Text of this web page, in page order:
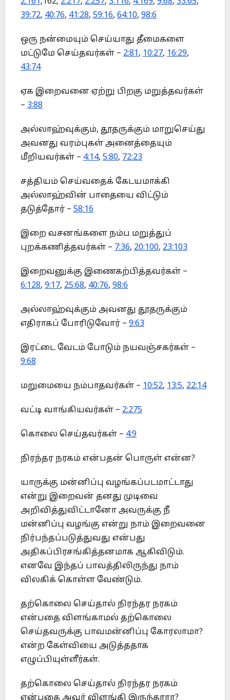
39:72, 40:76, 41:28, 59:16, 64:10, 98:6
ஒரு நன்மையும் செய்யாது தீமைகளை
மட்டுமே செய்தவர்கள் – 2:81, 10:27, 16:29,
43:74
ஏக இறைவனை ஏற்று பிறகு மறுத்தவர்கள்
– 3:88
அல்லாஹ்வுக்கும், தூதருக்கும் மாறுசெய்து
அவனது வரம்புகள் அனைத்தையும்
மீறியவர்கள் – 4:14, 5:80, 72:23
சத்தியம் செய்வதைக் கேடயமாக்கி
அல்லாஹ்வின் பாதையை விட்டும்
தடுத்தோர் – 58:16
இறை வசனங்களை நம்ப மறுத்துப்
புறக்கணித்தவர்கள் – 7:36, 20:100, 23:103
இறைவனுக்கு இணைகற்பித்தவர்கள் –
6:128, 9:17, 25:68, 40:76, 98:6
அல்லாஹ்வுக்கும் அவனது தூதருக்கும்
எதிராகப் போரிடுவோர் – 9:63
இரட்டை வேடம் போடும் நயவஞ்சகர்கள் –
9:68
மறுமையை நம்பாதவர்கள் – 10:52, 13:5, 22:14
வட்டி வாங்கியவர்கள் – 2:275
கொலை செய்தவர்கள் – 4:9
நிரந்தர நரகம் என்பதன் பொருள் என்ன?
யாருக்கு மன்னிப்பு வழங்கப்படமாட்டாது
என்று இறைவன் தனது முடிவை
அறிவித்துவிட்டானோ அவருக்கு நீ
மன்னிப்பு வழங்கு என்று நாம் இறைவனை
நிர்பந்தப்படுத்துவது என்பது
அதிகப்பிரசங்கித்தனமாக ஆகிவிடும்.
எனவே இந்தப் பாவத்திலிருந்து நாம்
விலகிக் கொள்ள வேண்டும்.
தற்கொலை செய்தால் நிரந்தர நரகம்
என்பதை விளங்காமல் தற்கொலை
செய்தவருக்கு பாவமன்னிப்பு கோரலாமா?
என்ற கேள்வியை அடுத்ததாக
எழுப்பியுள்ளீர்கள்.
தற்கொலை செய்தால் நிரந்தர நரகம்
என்பதை அவர் விளங்கி இருந்தாரா?